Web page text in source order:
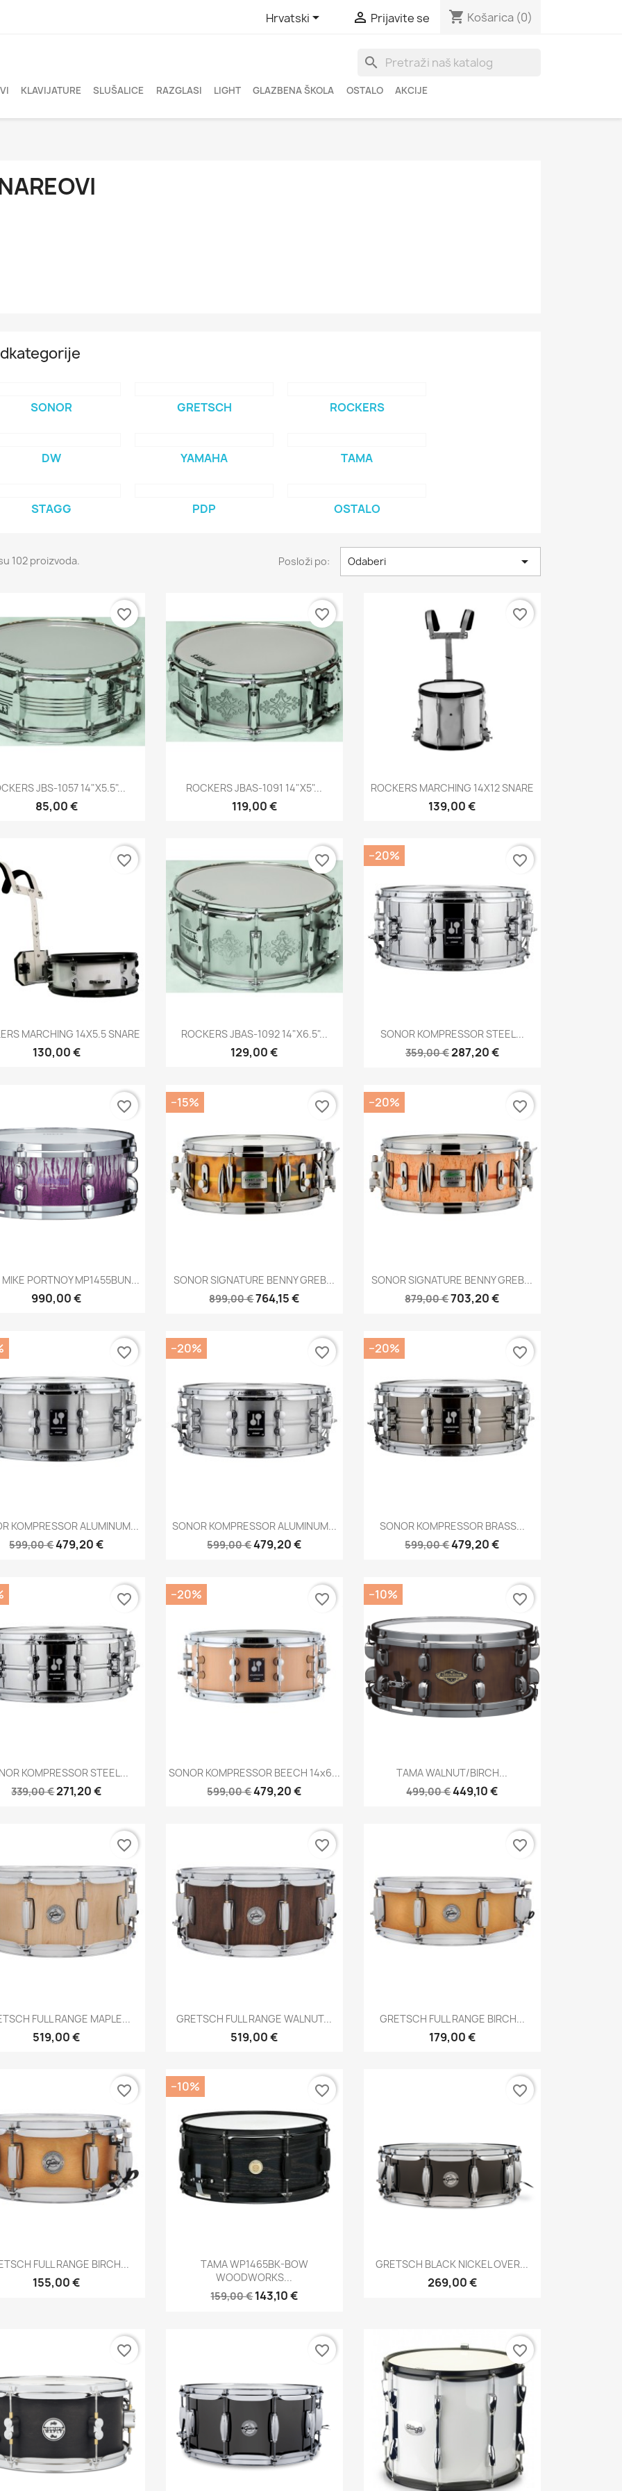
Hrvatski  Prijavite se shopping_cart Košarica (0)
search
KLAVIJATURE SLUŠALICE RAZGLASI LIGHT GLAZBENA ŠKOLA OSTALO AKCIJE
SONOR GRETSCH ROCKERS
DW YAMAHA TAMA
STAGG PDP OSTALO
102 proizvoda. Posloži po: Odaberi 
Brzi pregled
JBS-1057 14"x5.5"...
85,00 €
favorite_border
Brzi pregled
ROCKERS JBAS-1091 14"X5"...
119,00 €
favorite_border
Brzi pregled
ROCKERS MARCHING 14X12 SNARE
139,00 €
favorite_border
Brzi pregled
MARCHING 14X5.5 SNARE
130,00 €
favorite_border
 Brzi pregled
ROCKERS JBAS-1092 14"x6.5"...
129,00 €
favorite_border
Brzi pregled
SONOR KOMPRESSOR STEEL...
359,00 €287,20 €
−20% favorite_border
Brzi pregled
PORTNOY MP1455BUN...
990,00 €
favorite_border
Brzi pregled
SONOR SIGNATURE BENNY GREB...
899,00 €764,15 €
−15% favorite_border
Brzi pregled
SONOR SIGNATURE BENNY GREB...
879,00 €703,20 €
−20% favorite_border
Brzi pregled
KOMPRESSOR ALUMINUM...
599,00 €479,20 €
favorite_border
Brzi pregled
SONOR KOMPRESSOR ALUMINUM...
599,00 €479,20 €
−20% favorite_border
Brzi pregled
SONOR KOMPRESSOR BRASS...
599,00 €479,20 €
−20% favorite_border
Brzi pregled
KOMPRESSOR STEEL...
339,00 €271,20 €
favorite_border
Brzi pregled
SONOR KOMPRESSOR BEECH 14x6...
599,00 €479,20 €
−20% favorite_border
Brzi pregled
TAMA WALNUT/BIRCH...
499,00 €449,10 €
−10% favorite_border
 Brzi pregled
FULL RANGE MAPLE...
519,00 €
favorite_border
Brzi pregled
GRETSCH FULL RANGE WALNUT...
519,00 €
favorite_border
 Brzi pregled
GRETSCH FULL RANGE BIRCH...
179,00 €
favorite_border
 Brzi pregled
FULL RANGE BIRCH...
155,00 €
favorite_border
Brzi pregled
TAMA WP1465BK-BOW
WOODWORKS...
159,00 €143,10 €
−10% favorite_border
Brzi pregled
GRETSCH BLACK NICKEL OVER...
269,00 €
favorite_border
favorite_border favorite_border favorite_border